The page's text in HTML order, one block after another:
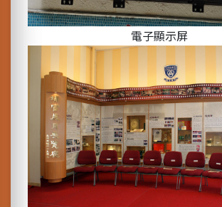
電子顯示屏